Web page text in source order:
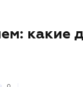
какие